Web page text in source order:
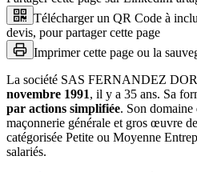
Télécharger un QR Code à
devis, pour partager cette page
Imprimer cette page ou la
La société SAS FERNANDEZ
novembre 1991, il y a 35 ans. Sa
par actions simplifiée. Son domaine
maçonnerie générale et gros œuvre
catégorisée Petite ou Moyenne
salariés.